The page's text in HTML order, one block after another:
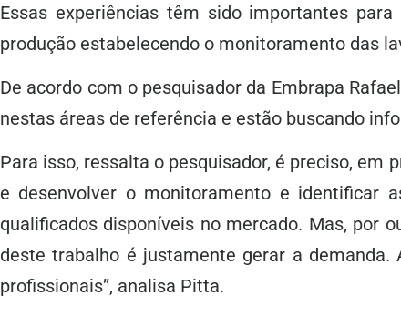
Essas experiências têm sido importantes
produção estabelecendo o monitoramento das
De acordo com o pesquisador da Embrapa
nestas áreas de referência e estão buscando
Para isso, ressalta o pesquisador, é preciso,
e desenvolver o monitoramento e identificar
qualificados disponíveis no mercado. Mas, por
deste trabalho é justamente gerar a
profissionais”, analisa Pitta.